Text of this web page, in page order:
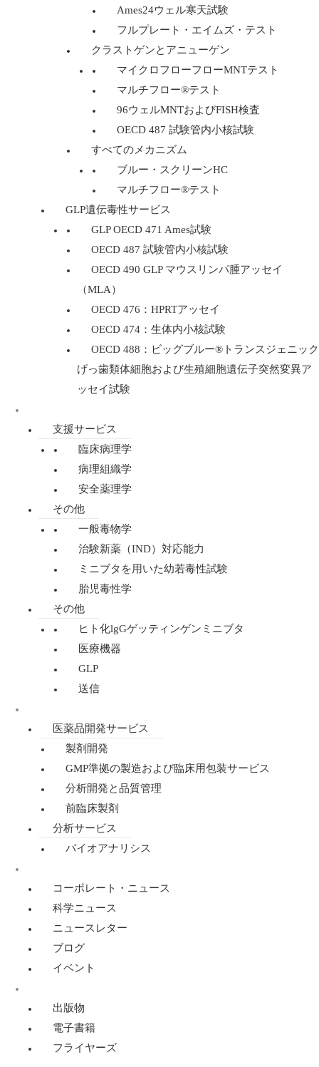
Ames24ウェル寒天試験
フルプレート・エイムズ・テスト
クラストゲンとアニューゲン
マイクロフローフローMNTテスト
マルチフロー®テスト
96ウェルMNTおよびFISH検査
OECD 487 試験管内小核試験
すべてのメカニズム
ブルー・スクリーンHC
マルチフロー®テスト
GLP遺伝毒性サービス
GLP OECD 471 Ames試験
OECD 487 試験管内小核試験
OECD 490 GLP マウスリンパ腫アッセイ
（MLA）
OECD 476：HPRTアッセイ
OECD 474：生体内小核試験
OECD 488：ビッグブルー®トランスジェニック
げっ歯類体細胞および生殖細胞遺伝子突然変異ア
ッセイ試験
支援サービス
臨床病理学
病理組織学
安全薬理学
その他
一般毒物学
治験新薬（IND）対応能力
ミニブタを用いた幼若毒性試験
胎児毒性学
その他
ヒト化lgGゲッティンゲンミニブタ
医療機器
GLP
送信
医薬品開発サービス
製剤開発
GMP準拠の製造および臨床用包装サービス
分析開発と品質管理
前臨床製剤
分析サービス
バイオアナリシス
コーポレート・ニュース
科学ニュース
ニュースレター
ブログ
イベント
出版物
電子書籍
フライヤーズ